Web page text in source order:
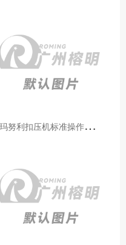
玛
努利扣压机标准操作流程：广州代理手把手教学（新手也能学会）